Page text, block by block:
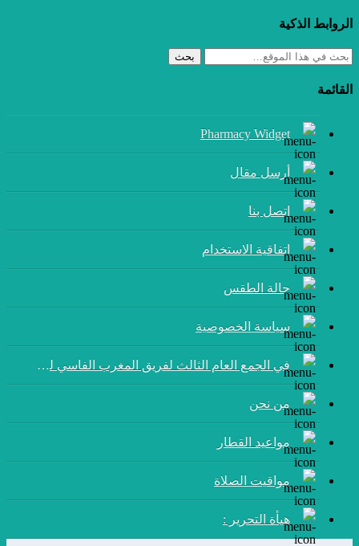
الروابط الذكية
بحث
القائمة
Pharmacy Widget
أرسل مقال
إتصل بنا
اتفاقية الاستخدام
حالة الطقس
سياسة الخصوصية
في الجمع العام الثالث لفريق المغرب الفاسي لكرة القدم:
من نحن
مواعيد القطار
مواقيت الصلاة
هيأة التحرير :